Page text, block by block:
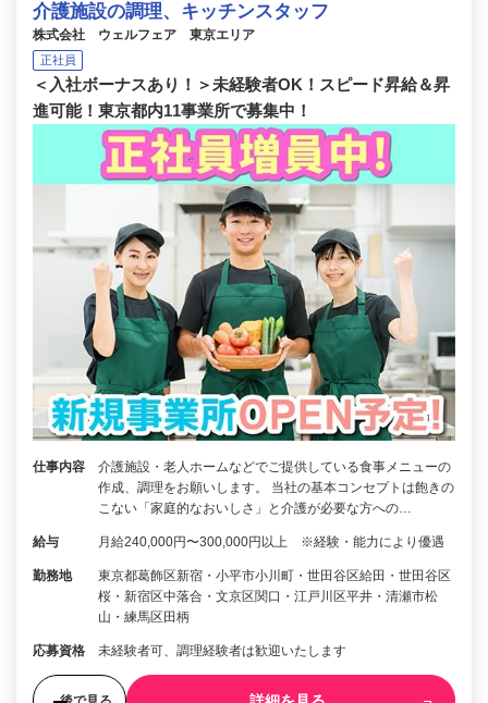
介護施設の調理、キッチンスタッフ
株式会社 ウェルフェア 東京エリア
正社員
＜入社ボーナスあり！＞未経験者OK！スピード昇給＆昇
進可能！東京都内11事業所で募集中！
仕事内容
介護施設・老人ホームなどでご提供している食事メニューの
作成、調理をお願いします。 当社の基本コンセプトは飽きの
こない「家庭的なおいしさ」と介護が必要な方への…
給与 月給240,000円〜300,000円以上 ※経験・能力により優遇
勤務地
東京都葛飾区新宿・小平市小川町・世田谷区給田・世田谷区
桜・新宿区中落合・文京区関口・江戸川区平井・清瀬市松
山・練馬区田柄
応募資格 未経験者可、調理経験者は歓迎いたします